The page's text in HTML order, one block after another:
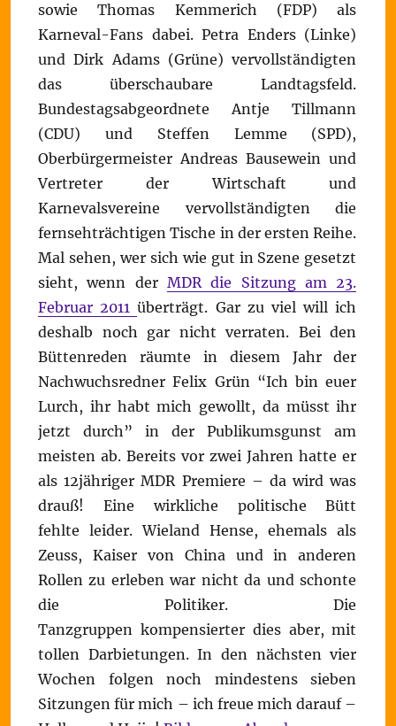
sowie Thomas Kemmerich (FDP) als
Karneval-Fans dabei. Petra Enders (Linke)
und Dirk Adams (Grüne) vervollständigten
das überschaubare Landtagsfeld.
Bundestagsabgeordnete Antje Tillmann
(CDU) und Steffen Lemme (SPD),
Oberbürgermeister Andreas Bausewein und
Vertreter der Wirtschaft und
Karnevalsvereine vervollständigten die
fernsehträchtigen Tische in der ersten Reihe.
Mal sehen, wer sich wie gut in Szene gesetzt
sieht, wenn derMDR die Sitzung am 23.
Februar 2011überträgt. Gar zu viel will ich
deshalb noch gar nicht verraten. Bei den
Büttenreden räumte in diesem Jahr der
Nachwuchsredner Felix Grün “Ich bin euer
Lurch, ihr habt mich gewollt, da müsst ihr
jetzt durch” in der Publikumsgunst am
meisten ab. Bereits vor zwei Jahren hatte er
als 12jähriger MDR Premiere – da wird was
drauß! Eine wirkliche politische Bütt
fehlte leider. Wieland Hense, ehemals als
Zeuss, Kaiser von China und in anderen
Rollen zu erleben war nicht da und schonte
die Politiker. Die
Tanzgruppen kompensierter dies aber, mit
tollen Darbietungen. In den nächsten vier
Wochen folgen noch mindestens sieben
Sitzungen für mich – ich freue mich darauf –